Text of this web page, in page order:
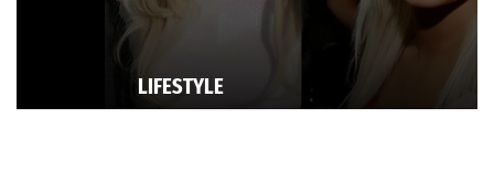
LIFESTYLE